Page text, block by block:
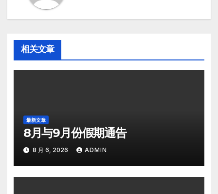
相关文章
最新文章
8月与9月份假期通告
8 月 6, 2026 ADMIN